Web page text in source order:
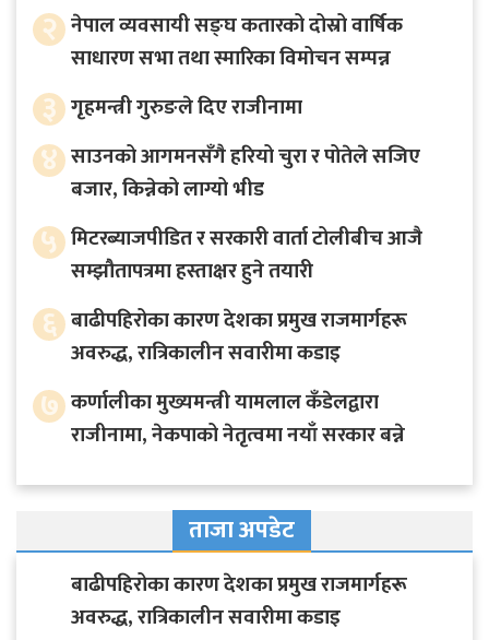
२ नेपाल व्यवसायी सङ्घ कतारको दोस्रो वार्षिक
साधारण सभा तथा स्मारिका विमोचन सम्पन्न
३ गृहमन्त्री गुरुङले दिए राजीनामा
४ साउनको आगमनसँगै हरियो चुरा र पोतेले सजिए
बजार, किन्नेको लाग्यो भीड
५ मिटरब्याजपीडित र सरकारी वार्ता टोलीबीच आजै
सम्झौतापत्रमा हस्ताक्षर हुने तयारी
६ बाढीपहिरोका कारण देशका प्रमुख राजमार्गहरू
अवरुद्ध, रात्रिकालीन सवारीमा कडाइ
७ कर्णालीका मुख्यमन्त्री यामलाल कँडेलद्वारा
राजीनामा, नेकपाको नेतृत्वमा नयाँ सरकार बन्ने
ताजा अपडेट
बाढीपहिरोका कारण देशका प्रमुख राजमार्गहरू
अवरुद्ध, रात्रिकालीन सवारीमा कडाइ